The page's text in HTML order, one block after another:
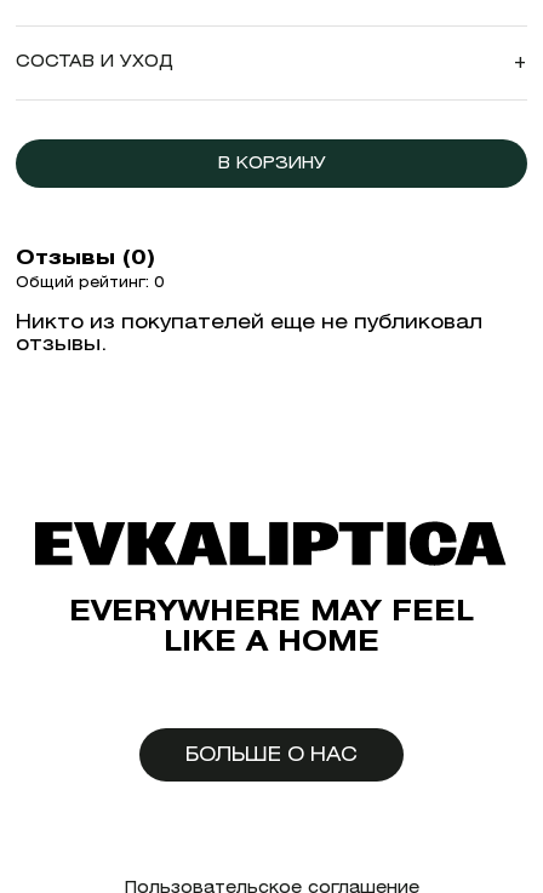
СОСТАВ И УХОД +
В КОРЗИНУ
Отзывы (0)
Общий рейтинг: 0
Никто из покупателей еще не публиковал
отзывы.
EVERYWHERE MAY FEEL
LIKE A HOME
БОЛЬШЕ О НАС
Пользовательское соглашение